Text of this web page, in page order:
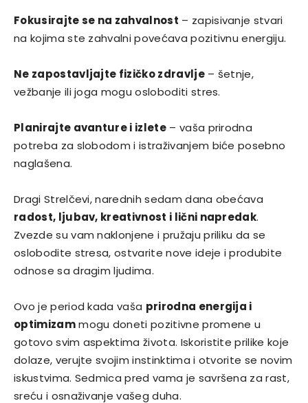
Fokusirajte se na zahvalnost – zapisivanje stvari
na kojima ste zahvalni povećava pozitivnu energiju.
Ne zapostavljajte fizičko zdravlje– šetnje,
vežbanje ili joga mogu osloboditi stres.
Planirajte avanture i izlete– vaša prirodna
potreba za slobodom i istraživanjem biće posebno
naglašena.
Dragi Strelčevi, narednih sedam dana obećava
radost, ljubav, kreativnost i lični napredak.
Zvezde su vam naklonjene i pružaju priliku da se
oslobodite stresa, ostvarite nove ideje i produbite
odnose sa dragim ljudima.
Ovo je period kada vaša prirodna energija i
optimizammogu doneti pozitivne promene u
gotovo svim aspektima života. Iskoristite prilike koje
dolaze, verujte svojim instinktima i otvorite se novim
iskustvima. Sedmica pred vama je savršena za rast,
sreću i osnaživanje vašeg duha.